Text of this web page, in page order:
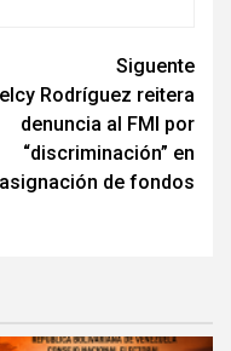
Siguente
Rodríguez reitera
denuncia al FMI por
“discriminación” en
asignación de fondos